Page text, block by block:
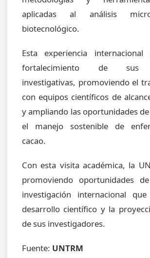
aplicadas al análisis
biotecnológico.
Esta experiencia
fortalecimiento de sus
investigativas, promoviendo el
con equipos científicos de
y ampliando las oportunidades
el manejo sostenible de
cacao.
Con esta visita académica, la
promoviendo oportunidades
investigación internacional
desarrollo científico y la
de sus investigadores.
Fuente: UNTRM